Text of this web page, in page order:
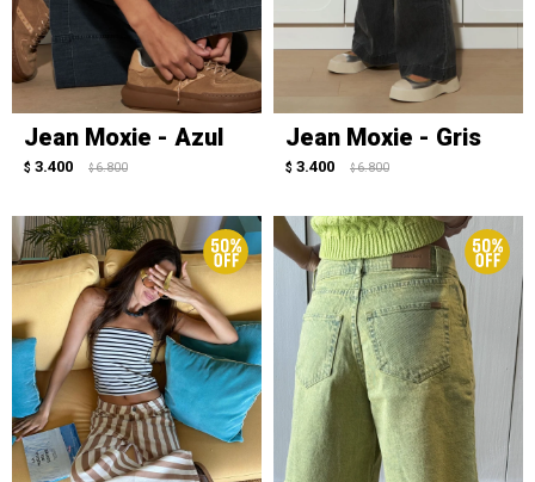
Jean Moxie - Azul
$ 3.400 $ 6.800
Jean Moxie - Gris
$ 3.400 $ 6.800